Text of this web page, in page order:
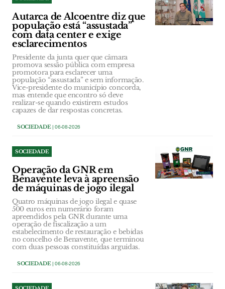
Autarca de Alcoentre diz que
população está “assustada”
com data center e exige
esclarecimentos
Presidente da junta quer que câmara
promova sessão pública com empresa
promotora para esclarecer uma
população “assustada” e sem informação.
Vice-presidente do município concorda,
mas entende que encontro só deve
realizar-se quando existirem estudos
capazes de dar respostas concretas.
SOCIEDADE| 06-08-2026
SOCIEDADE
Operação da GNR em
Benavente leva à apreensão
de máquinas de jogo ilegal
Quatro máquinas de jogo ilegal e quase
500 euros em numerário foram
apreendidos pela GNR durante uma
operação de fiscalização a um
estabelecimento de restauração e bebidas
no concelho de Benavente, que terminou
com duas pessoas constituídas arguidas.
SOCIEDADE| 06-08-2026